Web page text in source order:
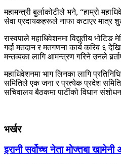
महामन्त्री बुर्लाकोटीले भने, “हाम्रो
सेवा प्रदायकहरूले नाफा कटाएर मात्र
रास्वपाले महाधिवेशनमा विद्युतीय
गर्दा मतदान र मतगणना कार्य करिब ६
मन्तव्यका लागि आमन्त्रण गरिने उनले
महाधिवेशनमा भाग लिनका लागि
समितिले एक जना र प्रत्येक प्रदेश
सचिवालय बैठकमा पार्टीको विधान
भर्खर
इरानी सर्वोच्च नेता मोज्तबा